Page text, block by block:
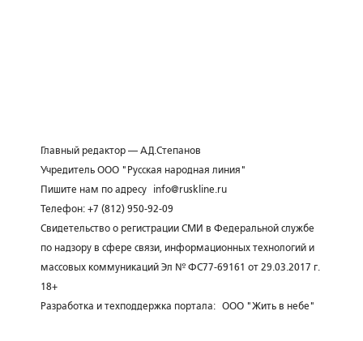
Главный редактор — А.Д.Степанов
Учредитель ООО "Русская народная линия"
Пишите нам по адресу
info@ruskline.ru
Телефон: +7 (812) 950-92-09
Свидетельство о регистрации СМИ в Федеральной службе
по надзору в сфере связи, информационных технологий и
массовых коммуникаций Эл № ФС77-69161 от 29.03.2017 г.
18+
Разработка и техподдержка портала: ООО "Жить в небе"